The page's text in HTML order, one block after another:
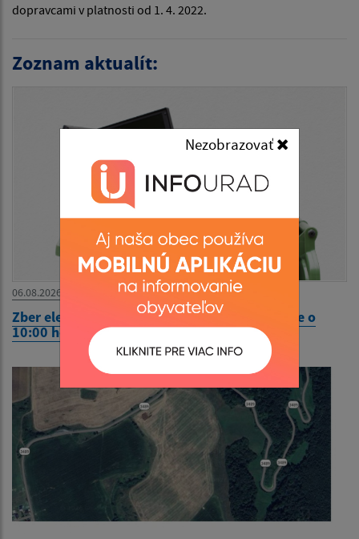
Nezobrazovať
dopravcami v platnosti od 1. 4. 2022.
Zoznam aktualít:
06.08.2026
Zber elektroodpadu 21.8. 2026 (piatok) v čase o
10:00 hod.